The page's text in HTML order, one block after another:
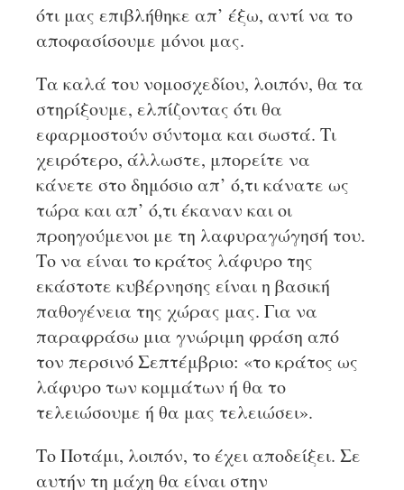
ότι μας επιβλήθηκε απ’ έξω, αντί να το
αποφασίσουμε μόνοι μας.
Τα καλά του νομοσχεδίου, λοιπόν, θα τα
στηρίξουμε, ελπίζοντας ότι θα
εφαρμοστούν σύντομα και σωστά. Τι
χειρότερο, άλλωστε, μπορείτε να
κάνετε στο δημόσιο απ’ ό,τι κάνατε ως
τώρα και απ’ ό,τι έκαναν και οι
προηγούμενοι με τη λαφυραγώγησή του.
Το να είναι το κράτος λάφυρο της
εκάστοτε κυβέρνησης είναι η βασική
παθογένεια της χώρας μας. Για να
παραφράσω μια γνώριμη φράση από
τον περσινό Σεπτέμβριο: «το κράτος ως
λάφυρο των κομμάτων ή θα το
τελειώσουμε ή θα μας τελειώσει».
Το Ποτάμι, λοιπόν, το έχει αποδείξει. Σε
αυτήν τη μάχη θα είναι στην